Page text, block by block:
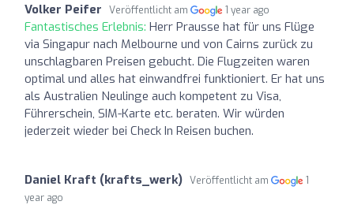
Volker Peifer Veröffentlicht am 1 year ago
Fantastisches Erlebnis: Herr Prausse hat für uns Flüge
via Singapur nach Melbourne und von Cairns zurück zu
unschlagbaren Preisen gebucht. Die Flugzeiten waren
optimal und alles hat einwandfrei funktioniert. Er hat uns
als Australien Neulinge auch kompetent zu Visa,
Führerschein, SIM-Karte etc. beraten. Wir würden
jederzeit wieder bei Check In Reisen buchen.
Daniel Kraft (krafts_werk) Veröffentlicht am
1
year ago